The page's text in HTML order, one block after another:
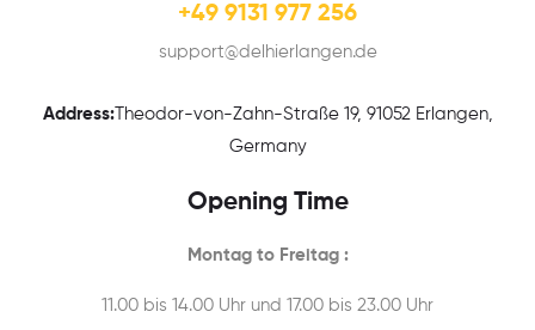
+49 9131 977 256
support@delhierlangen.de
Address:Theodor-von-Zahn-Straße 19, 91052 Erlangen,
Germany
Opening Time
Montag to Freitag :
11.00 bis 14.00 Uhr und 17.00 bis 23.00 Uhr